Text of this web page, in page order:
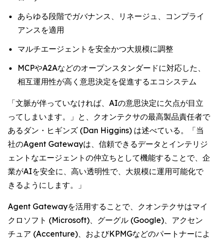
あらゆる段階でガバナンス、リネージュ、コンプライ
アンスを適用
マルチエージェントを安全かつ大規模に調整
MCPやA2Aなどのオープンスタンダードに対応した、
相互運用性が高く意思決定を促進するエコシステム
「文脈が伴っていなければ、AIの意思決定に欠点が目立
ってしまいます。」と、クオンテクサの最高製品責任者で
あるダン・ヒギンズ (Dan Higgins) は述べている。「当
社のAgent Gatewayは、信頼できるデータとインテリジ
ェントなエージェントの仲立ちとして機能することで、企
業がAIを安全に、高い透明性で、大規模に運用可能化で
きるようにします。」
Agent Gatewayを活用することで、クオンテクサはマイ
クロソフト (Microsoft)、グーグル (Google)、アクセン
チュア (Accenture)、およびKPMGなどのパートナーによ